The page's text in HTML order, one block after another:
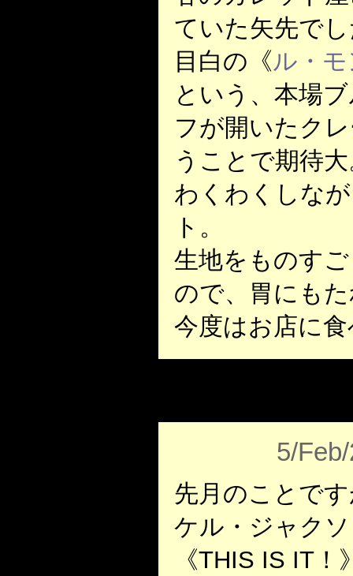
ていた矢先で
目白の《ル・
という、本場
フが開いたク
うことで期待
わくわくしな
ト。
生地をものす
ので、胃にも
今度はお店に
5/
先月のことで
ケル・ジャク
《THIS IS IT！